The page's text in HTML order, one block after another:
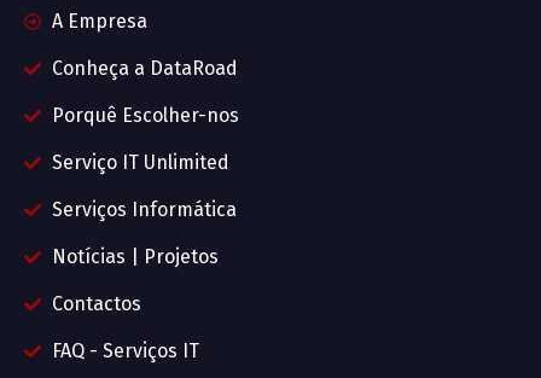
A Empresa
Conheça a DataRoad
Porquê Escolher-nos
Serviço IT Unlimited
Serviços Informática
Notícias | Projetos
Contactos
FAQ - Serviços IT